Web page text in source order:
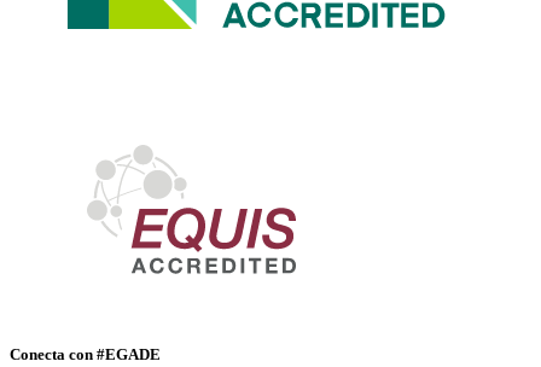
Conecta con #EGADE